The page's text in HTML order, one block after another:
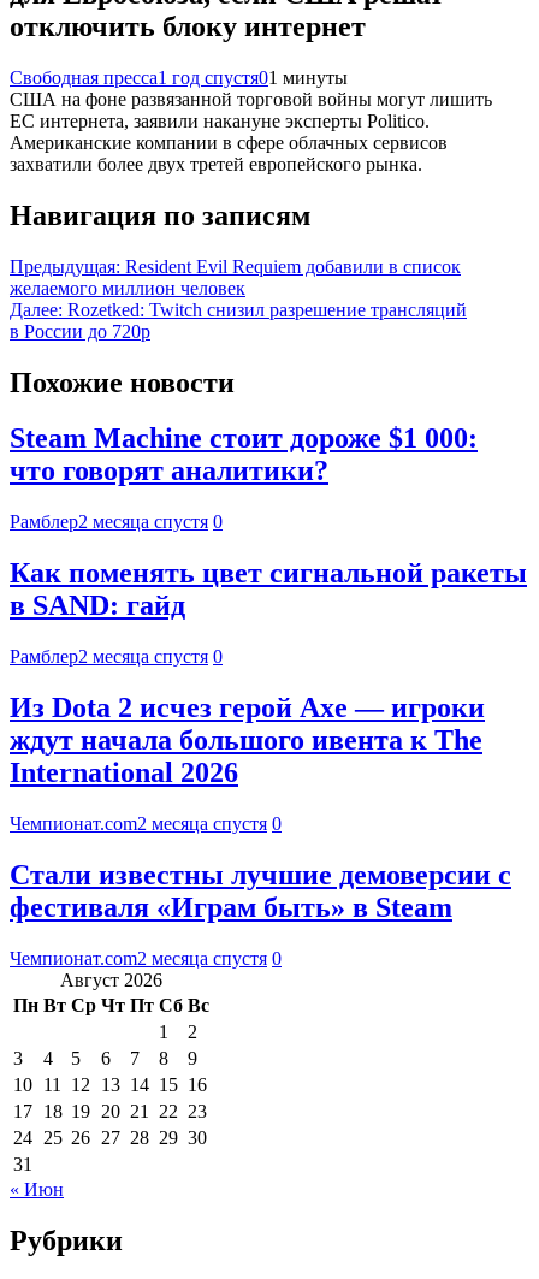
отключить блоку интернет
Свободная пресса1 год спустя01 минуты
США на фоне развязанной торговой войны могут лишить
ЕС интернета, заявили накануне эксперты Politico.
Американские компании в сфере облачных сервисов
захватили более двух третей европейского рынка.
Навигация по записям
Предыдущая: Resident Evil Requiem добавили в список
желаемого миллион человек
Далее: Rozetked: Twitch снизил разрешение трансляций
в России до 720p
Похожие новости
Steam Machine стоит дороже $1 000:
что говорят аналитики?
Рамблер2 месяца спустя 0
Как поменять цвет сигнальной ракеты
в SAND: гайд
Рамблер2 месяца спустя 0
Из Dota 2 исчез герой Axe — игроки
ждут начала большого ивента к The
International 2026
Чемпионат.com2 месяца спустя 0
Стали известны лучшие демоверсии с
фестиваля «Играм быть» в Steam
Чемпионат.com2 месяца спустя 0
Август 2026
Пн Вт Ср Чт Пт Сб Вс
1
2
3
4 5 6 7 8
9
10 11 12 13 14 15 16
17 18 19 20 21 22 23
24 25 26 27 28 29 30
31
« Июн
Рубрики